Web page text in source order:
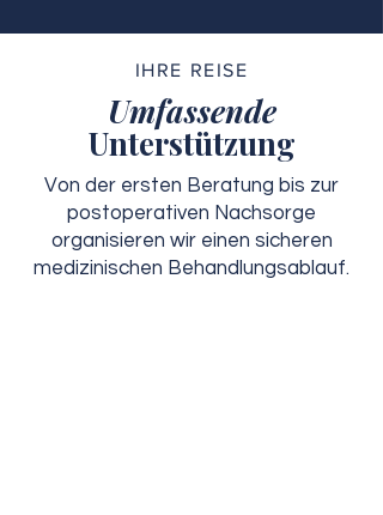
IHRE REISE
Umfassende
Unterstützung
Von der ersten Beratung bis zur
postoperativen Nachsorge
organisieren wir einen sicheren
medizinischen Behandlungsablauf.